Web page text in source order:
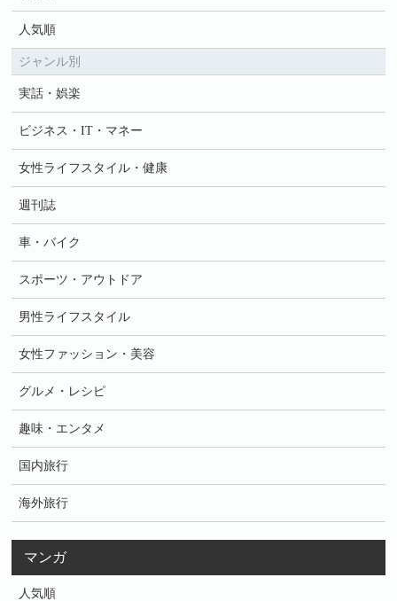
人気順
ジャンル別
実話・娯楽
ビジネス・IT・マネー
女性ライフスタイル・健康
週刊誌
車・バイク
スポーツ・アウトドア
男性ライフスタイル
女性ファッション・美容
グルメ・レシピ
趣味・エンタメ
国内旅行
海外旅行
マンガ
人気順